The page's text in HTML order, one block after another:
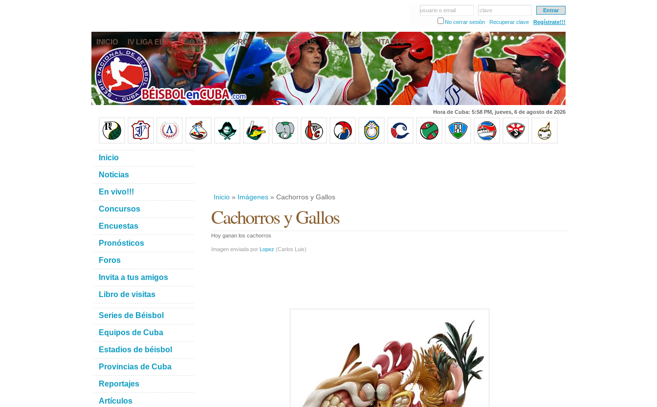
usuario o email
clave
No cerrar sesión
Recuperar clave Regístrate!!!
INICIO IV LIGA ELITE NOTICIAS FOROS PRONÓSTICOS EN VIVO CONTACTO
Hora de Cuba: 5:58 PM, jueves, 6 de agosto de 2026
Inicio » Imágenes » Cachorros y Gallos
Cachorros y Gallos
Hoy ganan los cachorros
Imagen enviada por Lopez (Carlos Luis)
Inicio
Noticias
En vivo!!!
Concursos
Encuestas
Pronósticos
Foros
Invita a tus amigos
Libro de visitas
Series de Béisbol
Equipos de Cuba
Estadios de béisbol
Provincias de Cuba
Reportajes
Artículos